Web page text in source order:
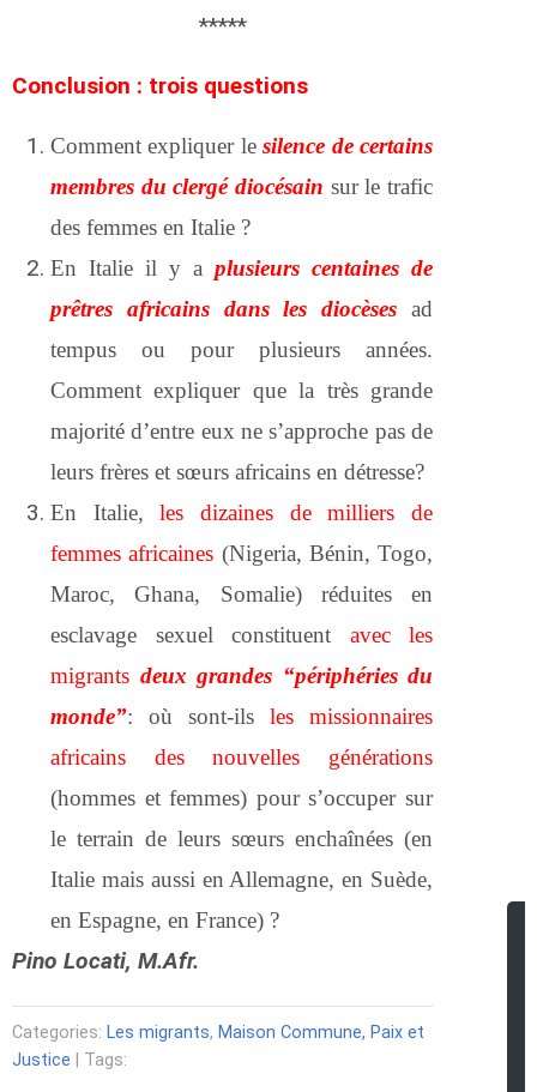
*****
Conclusion : trois questions
Comment expliquer lesilence de certains
membres du clergé diocésain sur le trafic
des femmes en Italie ?
En Italie il y aplusieurs centaines de
prêtres africains dans les diocèses ad
tempus ou pour plusieurs années.
Comment expliquer que la très grande
majorité d’entre eux ne s’approche pas de
leurs frères et sœurs africains en détresse?
En Italie,les dizaines de milliers de
femmes africaines (Nigeria, Bénin, Togo,
Maroc, Ghana, Somalie) réduites en
esclavage sexuel constituent avec les
migrants deux grandes “périphéries du
monde”: où sont-ilsles missionnaires
africains des nouvelles générations
(hommes et femmes) pour s’occuper sur
le terrain de leurs sœurs enchaînées (en
Italie mais aussi en Allemagne, en Suède,
en Espagne, en France) ?
Pino Locati, M.Afr.
Categories: Les migrants, Maison Commune, Paix et
Justice | Tags: